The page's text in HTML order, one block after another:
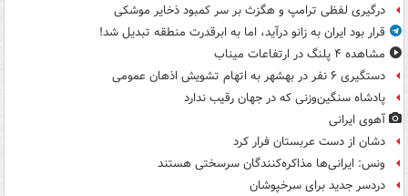
درگیری لفظی ترامپ و هگزث بر سر کمبود ذخایر موشکی
قرار بود ایران به زانو درآید، اما به ابرقدرت منطقه تبدیل شد!
مشاهده ۴ پلنگ در ارتفاعات میناب
دستگیری ۶ نفر در بهشهر به اتهام تشویش اذهان عمومی
پادشاه سنگین‌وزنی که در جهان رقیب ندارد
آهوی ایرانی
دشان از دست عربستان فرار کرد
ونس: ایرانی‌ها مذاکره‌کنندگان سرسختی هستند
دردسر جدید برای سرخپوشان